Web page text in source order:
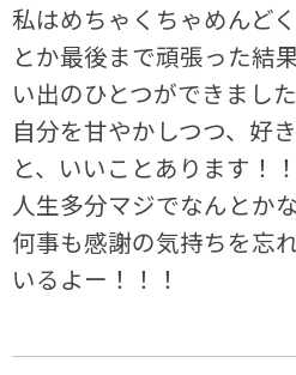
私はめちゃくちゃめんど
とか最後まで頑張った結
い出のひとつができました
自分を甘やかしつつ、好
と、いいことあります！！
人生多分マジでなんとか
何事も感謝の気持ちを忘
いるよー！！！